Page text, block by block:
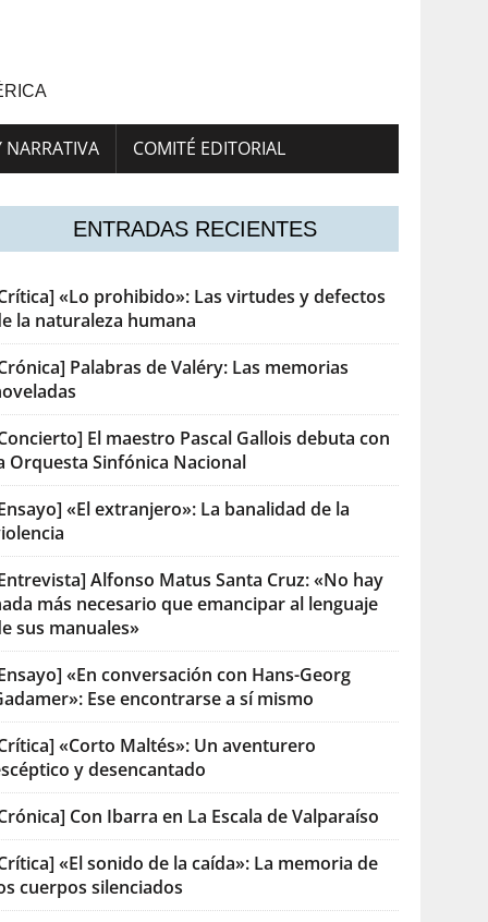
NARRATIVA COMITÉ EDITORIAL
ENTRADAS RECIENTES
«Lo prohibido»: Las virtudes y defectos
la naturaleza humana
Palabras de Valéry: Las memorias
El maestro Pascal Gallois debuta con
Orquesta Sinfónica Nacional
«El extranjero»: La banalidad de la
Alfonso Matus Santa Cruz: «No hay
más necesario que emancipar al lenguaje
sus manuales»
«En conversación con Hans-Georg
Ese encontrarse a sí mismo
«Corto Maltés»: Un aventurero
y desencantado
Con Ibarra en La Escala de Valparaíso
«El sonido de la caída»: La memoria de
cuerpos silenciados